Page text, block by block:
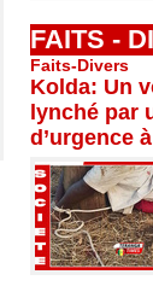
FAITS -
Faits-Divers
Kolda: Un
lynché par
d’urgence